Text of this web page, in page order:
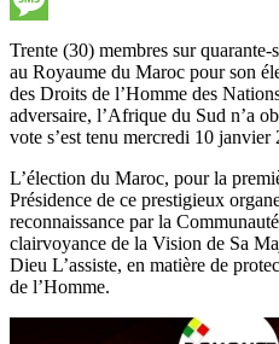
Message
Trente (30) membres sur
au Royaume du Maroc pour son
des Droits de l’Homme des
adversaire, l’Afrique du Sud n’a
vote s’est tenu mercredi 10 janvier
L’élection du Maroc, pour la
Présidence de ce prestigieux
reconnaissance par la
clairvoyance de la Vision de Sa
Dieu L’assiste, en matière de
de l’Homme.